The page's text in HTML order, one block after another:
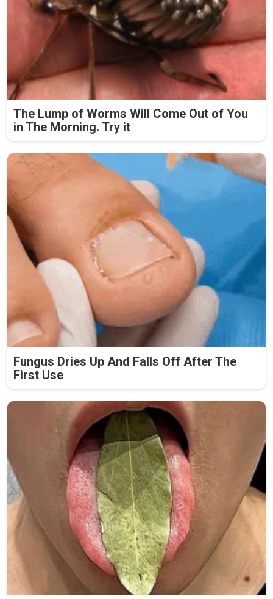
The Lump of Worms Will Come Out of You
in The Morning. Try it
Fungus Dries Up And Falls Off After The
First Use